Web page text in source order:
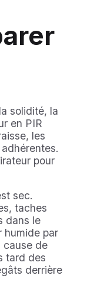
solidité, la
en PIR
les
pour
sec.
taches
dans le
humide par
cause de
tard des
derrière